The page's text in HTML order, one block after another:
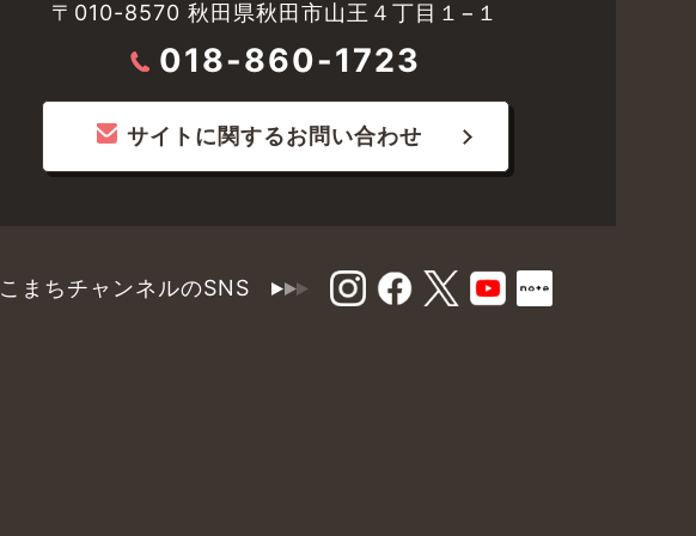
〒010-8570 秋田県秋田市山王４丁目１−１
018-860-1723
サイトに関するお問い合わせ
こまちチャンネルのSNS